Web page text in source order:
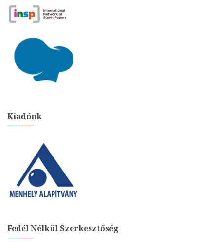
Kiadónk
Fedél Nélkül Szerkesztőség